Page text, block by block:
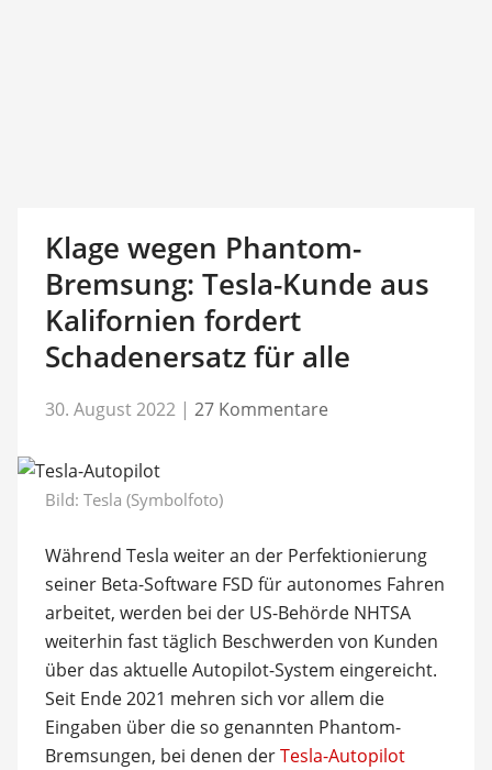
Klage wegen Phantom-
Bremsung: Tesla-Kunde aus
Kalifornien fordert
Schadenersatz für alle
30. August 2022 | 27 Kommentare
Bild: Tesla (Symbolfoto)
Während Tesla weiter an der Perfektionierung
seiner Beta-Software FSD für autonomes Fahren
arbeitet, werden bei der US-Behörde NHTSA
weiterhin fast täglich Beschwerden von Kunden
über das aktuelle Autopilot-System eingereicht.
Seit Ende 2021 mehren sich vor allem die
Eingaben über die so genannten Phantom-
Bremsungen, bei denen derTesla-Autopilot